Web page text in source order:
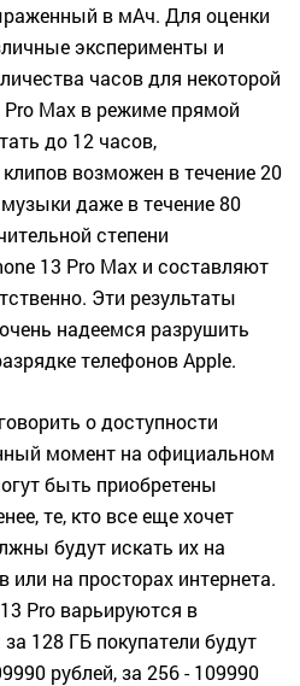
в мАч. Для оценки
эксперименты и
часов для некоторой
Pro Max в режиме прямой
до 12 часов,
возможен в течение 20
даже в течение 80
степени
13 Pro Max и составляют
Эти результаты
надеемся разрушить
телефонов Apple.
о доступности
момент на официальном
быть приобретены
те, кто все еще хочет
будут искать их на
или на просторах интернета.
Pro варьируются в
128 ГБ покупатели будут
рублей, за 256 - 109990